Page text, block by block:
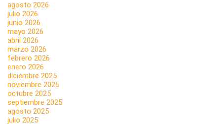
agosto 2026
julio 2026
junio 2026
mayo 2026
abril 2026
marzo 2026
febrero 2026
enero 2026
diciembre 2025
noviembre 2025
octubre 2025
septiembre 2025
agosto 2025
julio 2025